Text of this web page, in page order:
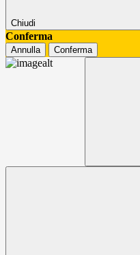
Chiudi
Conferma
Annulla Conferma